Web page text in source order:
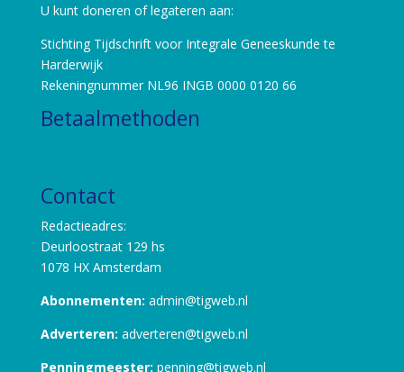
U kunt doneren of legateren aan:
Stichting Tijdschrift voor Integrale Geneeskunde te
Harderwijk
Rekeningnummer NL96 INGB 0000 0120 66
Betaalmethoden
Contact
Redactieadres:
Deurloostraat 129 hs
1078 HX Amsterdam
Abonnementen: admin@tigweb.nl
Adverteren: adverteren@tigweb.nl
Penningmeester: penning@tigweb.nl